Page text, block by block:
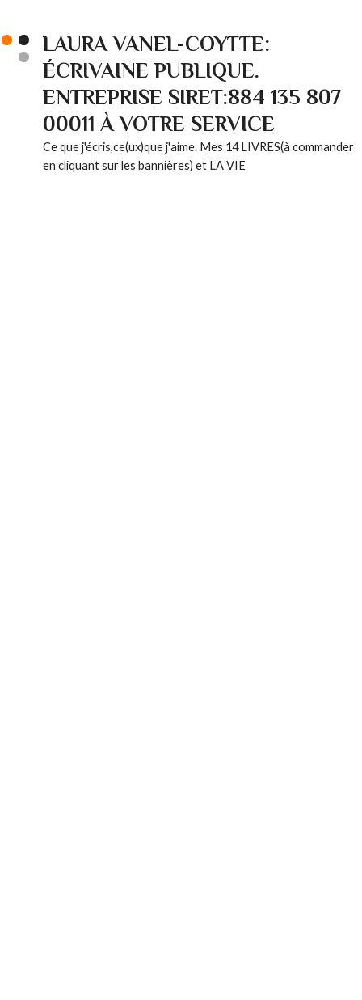
LAURA VANEL-COYTTE:
ÉCRIVAINE PUBLIQUE.
ENTREPRISE SIRET:884 135 807
00011 À VOTRE SERVICE
Ce que j'écris,ce(ux)que j'aime. Mes 14 LIVRES(à commander
en cliquant sur les bannières) et LA VIE